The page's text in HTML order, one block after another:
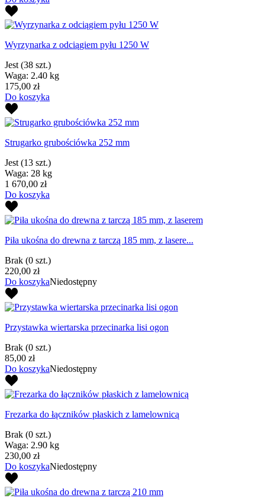
Wyrzynarka z odciągiem pyłu 1250 W
Jest (38 szt.)
Waga: 2.40 kg
175,00 zł
Do koszyka
Strugarko grubościówka 252 mm
Jest (13 szt.)
Waga: 28 kg
1 670,00 zł
Do koszyka
Piła ukośna do drewna z tarczą 185 mm, z lasere...
Brak (0 szt.)
220,00 zł
Do koszykaNiedostępny
Przystawka wiertarska przecinarka lisi ogon
Brak (0 szt.)
85,00 zł
Do koszykaNiedostępny
Frezarka do łączników płaskich z lamelownicą
Brak (0 szt.)
Waga: 2.90 kg
230,00 zł
Do koszykaNiedostępny